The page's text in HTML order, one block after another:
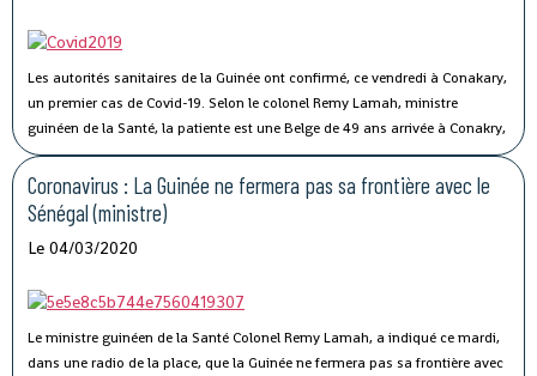
Les autorités sanitaires de la Guinée ont confirmé, ce vendredi à Conakary,
un premier cas de Covid-19. Selon le colonel Remy Lamah, ministre
guinéen de la Santé, la patiente est une Belge de 49 ans arrivée à Conakry,
il y a une semaine. « Elle a été conduite et isolée au Centre de traitement de
Nongo », a-t-il indiqué.
Coronavirus : La Guinée ne fermera pas sa frontière avec le
Sénégal (ministre)
Le 04/03/2020
Le ministre guinéen de la Santé Colonel Remy Lamah, a indiqué ce mardi,
dans une radio de la place, que la Guinée ne fermera pas sa frontière avec